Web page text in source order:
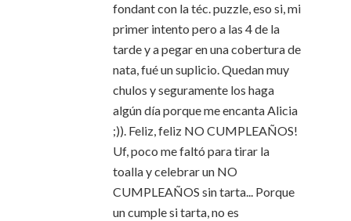
fondant con la téc. puzzle, eso si, mi
primer intento pero a las 4 de la
tarde y a pegar en una cobertura de
nata, fué un suplicio. Quedan muy
chulos y seguramente los haga
algún día porque me encanta Alicia
;)). Feliz, feliz NO CUMPLEAÑOS!
Uf, poco me faltó para tirar la
toalla y celebrar un NO
CUMPLEAÑOS sin tarta... Porque
un cumple si tarta, no es